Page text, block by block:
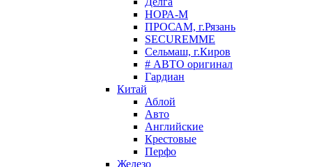
НОРА-М
ПРОСАМ, г.Рязань
SECUREMME
Сельмаш, г.Киров
# АВТО оригинал
Гардиан
Китай
Аблой
Авто
Английские
Крестовые
Перфо
Железо